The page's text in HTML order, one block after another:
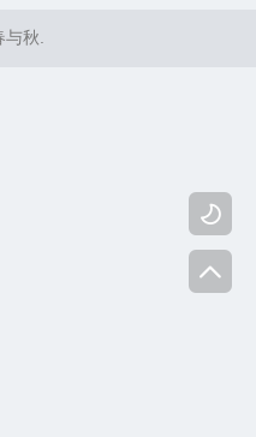


与秋.